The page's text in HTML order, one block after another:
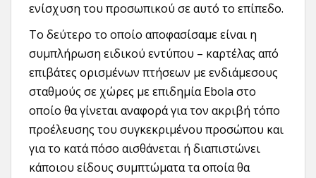
ενίσχυση του προσωπικού σε αυτό το επίπεδο.
Το δεύτερο το οποίο αποφασίσαμε είναι η
συμπλήρωση ειδικού εντύπου – καρτέλας από
επιβάτες ορισμένων πτήσεων με ενδιάμεσους
σταθμούς σε χώρες με επιδημία Ebola στο
οποίο θα γίνεται αναφορά για τον ακριβή τόπο
προέλευσης του συγκεκριμένου προσώπου και
για το κατά πόσο αισθάνεται ή διαπιστώνει
κάποιου είδους συμπτώματα τα οποία θα